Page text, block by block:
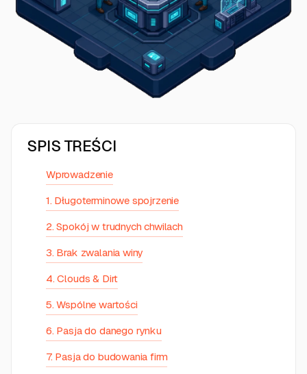
SPIS TREŚCI
Wprowadzenie
1. Długoterminowe spojrzenie
2. Spokój w trudnych chwilach
3. Brak zwalania winy
4. Clouds & Dirt
5. Wspólne wartości
6. Pasja do danego rynku
7. Pasja do budowania firm